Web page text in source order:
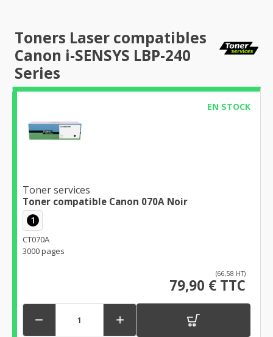
Toners Laser compatibles
Canon i-SENSYS LBP-240
Series
EN STOCK
Toner services
Toner compatible Canon 070A Noir
1
CT070A
3000 pages
(66,58 HT)
79,90 € TTC
 